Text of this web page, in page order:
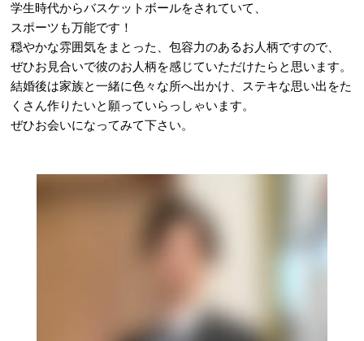
学生時代からバスケットボールをされていて、
スポーツも万能です！
穏やかな雰囲気をまとった、包容力のあるお人柄ですので、
ぜひお見合いで彼のお人柄を感じていただけたらと思います。
結婚後は家族と一緒に色々な所へ出かけ、ステキな思い出をた
くさん作りたいと願っていらっしゃいます。
ぜひお会いになってみて下さい。